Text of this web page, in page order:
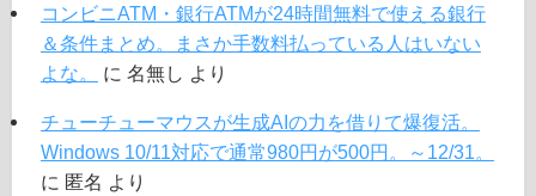
コンビニATM・銀行ATMが24時間無料で使える銀行
＆条件まとめ。まさか手数料払っている人はいない
よな。
に 名無し より
チューチューマウスが生成AIの力を借りて爆復活。
Windows 10/11対応で通常980円が500円。～12/31。
に 匿名 より